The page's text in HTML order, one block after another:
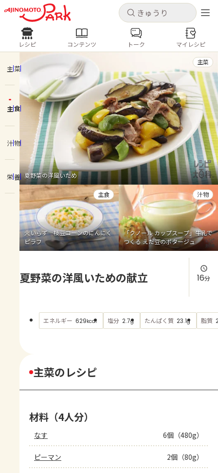
キャンセル
ログインするとレシピを保存できます
ログイン 新規登録
ホーム
コンテンツ
レシピ
トーク
よくあるお問い合わせ
お買い物
AJINOMOTO PARK とは
キャンセル
レシピ コンテンツ
人気の食材・レシピ
きゅうり なす トマト
とうもろこし
ピーマン
みょうが ゴーヤ
レシピ コンテンツ トーク マイレシピ
主菜
主食
汁物
栄養 夏野菜の洋風いため
主菜
火いらず 枝豆コーンのにんにく
ピラフ
主食
「クノール カップスープ」牛乳で
つくる えだ豆のポタージュ
汁物
夏野菜の洋風いための献立 16分
エネルギー 629kcal 塩分 2.7g たんぱく質 23.1g 脂質
主菜のレシピ
材料（4人分）
なす 6個（480g）
ピーマン 2個（80g）